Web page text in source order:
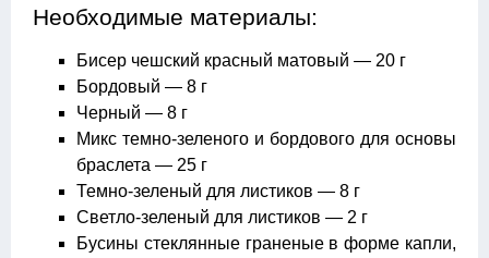
Необходимые материалы:
Бисер чешский красный матовый — 20 г
Бордовый — 8 г
Черный — 8 г
Микс темно-зеленого и бордового для основы
браслета — 25 г
Темно-зеленый для листиков — 8 г
Светло-зеленый для листиков — 2 г
Бусины стеклянные граненые в форме капли,